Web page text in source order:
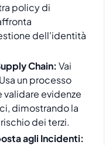
policy di
dell'identità
Chain: Vai
un processo
evidenze
dimostrando la
dei terzi.
agli Incidenti: